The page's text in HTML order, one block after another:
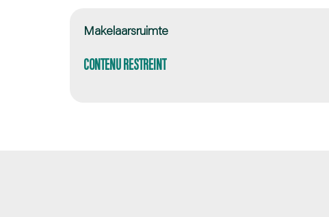
Makelaarsruimte
CONTENU RESTREINT